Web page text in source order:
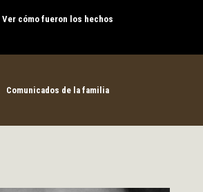
Ver cómo fueron los hechos
Comunicados de la familia